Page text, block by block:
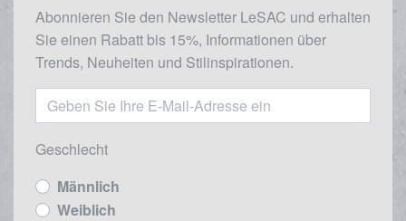
Abonnieren Sie den Newsletter LeSAC und erhalten
Sie einen Rabatt bis 15%, Informationen über
Trends, Neuheiten und Stilinspirationen.
Geschlecht
Männlich
Weiblich